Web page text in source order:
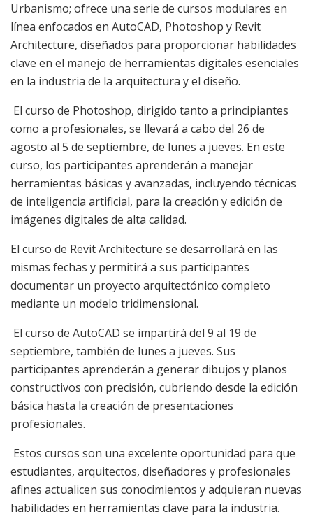
Urbanismo; ofrece una serie de cursos modulares en
línea enfocados en AutoCAD, Photoshop y Revit
Architecture, diseñados para proporcionar habilidades
clave en el manejo de herramientas digitales esenciales
en la industria de la arquitectura y el diseño.
El curso de Photoshop, dirigido tanto a principiantes
como a profesionales, se llevará a cabo del 26 de
agosto al 5 de septiembre, de lunes a jueves. En este
curso, los participantes aprenderán a manejar
herramientas básicas y avanzadas, incluyendo técnicas
de inteligencia artificial, para la creación y edición de
imágenes digitales de alta calidad.
El curso de RevitArchitecture se desarrollará en las
mismas fechas y permitirá a sus participantes
documentar un proyecto arquitectónico completo
mediante un modelo tridimensional.
El curso de AutoCAD se impartirá del 9 al 19 de
septiembre, también de lunes a jueves. Sus
participantes aprenderán a generar dibujos y planos
constructivos con precisión, cubriendo desde la edición
básica hasta la creación de presentaciones
profesionales.
Estos cursos son una excelente oportunidad para que
estudiantes, arquitectos, diseñadores y profesionales
afines actualicen sus conocimientos y adquieran nuevas
habilidades en herramientas clave para la industria.